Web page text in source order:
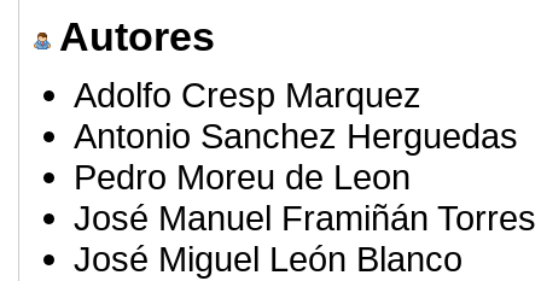
Autores
Adolfo Cresp Marquez
Antonio Sanchez Herguedas
Pedro Moreu de Leon
José Manuel Framiñán Torres
José Miguel León Blanco